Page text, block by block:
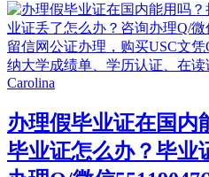
办理假毕业证在国内
毕业证怎么办？毕业